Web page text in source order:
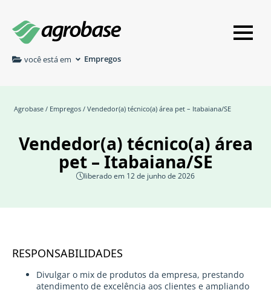
você está em Empregos
Agrobase / Empregos / Vendedor(a) técnico(a) área pet – Itabaiana/SE
Vendedor(a) técnico(a) área
pet – Itabaiana/SE
liberado em 12 de junho de 2026
RESPONSABILIDADES
Divulgar o mix de produtos da empresa, prestando
atendimento de excelência aos clientes e ampliando